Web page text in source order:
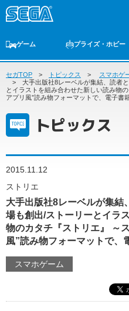
ゲーム
ゲームTOP 家庭用ゲーム PCゲ
プライズ・ホビー
プライズ トイ S-FIRE セガ
ゲーム
ゲームTOP
家庭用ゲーム
スマホゲーム
アーケードゲーム
プライズ・ホビー
プライズ
トイ
セガ ラッキーくじ
セガ ラッキーくじ オンライン
物販
トピックス
セガTOP トピックス
スマホゲ
大手出版社8レーベルが集結、読者
とイラストを組み合わせた新しい読み物
アプリ風”読み物フォーマットで、電子書
トピックス
2015.11.12
ストリエ
大手出版社8レーベルが集結
場も創出/ストーリーとイラ
物のカタチ『ストリエ』 ～
風”読み物フォーマットで、
スマホゲーム